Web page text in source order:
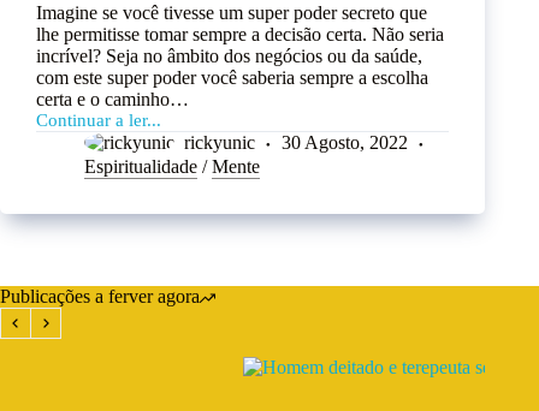
Imagine se você tivesse um super poder secreto que
lhe permitisse tomar sempre a decisão certa. Não seria
incrível? Seja no âmbito dos negócios ou da saúde,
com este super poder você saberia sempre a escolha
certa e o caminho…
Continuar a ler...
rickyunic
30 Agosto, 2022
Espiritualidade /Mente
Publicações a ferver agora